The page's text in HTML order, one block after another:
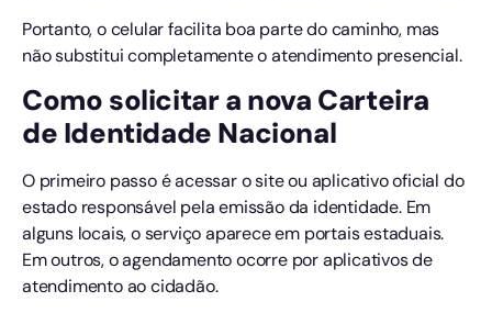
Portanto, o celular facilita boa parte do caminho, mas
não substitui completamente o atendimento presencial.
Como solicitar a nova Carteira
de Identidade Nacional
O primeiro passo é acessar o site ou aplicativo oficial do
estado responsável pela emissão da identidade. Em
alguns locais, o serviço aparece em portais estaduais.
Em outros, o agendamento ocorre por aplicativos de
atendimento ao cidadão.